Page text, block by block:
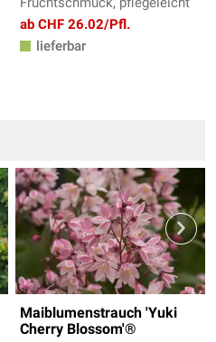
ab CHF 26.02/Pfl.
lieferbar
Maiblumenstrauch 'Yuki
Cherry Blossom'®